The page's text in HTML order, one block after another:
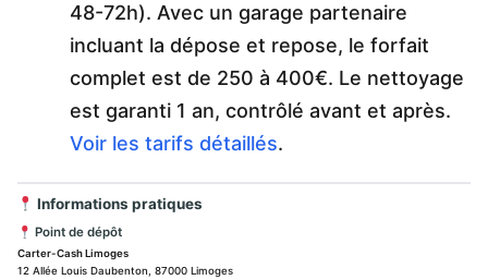
48-72h). Avec un garage partenaire
incluant la dépose et repose, le forfait
complet est de 250 à 400€. Le nettoyage
est garanti 1 an, contrôlé avant et après.
Voir les tarifs détaillés.
Informations pratiques
Point de dépôt
Carter-Cash Limoges
12 Allée Louis Daubenton, 87000 Limoges